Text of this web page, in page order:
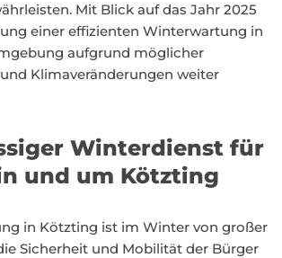
Mit Blick auf das Jahr 2025
einer effizienten Winterwartung in
aufgrund möglicher
Klimaveränderungen weiter
Winterdienst für
und um Kötzting
in Kötzting ist im Winter von großer
Sicherheit und Mobilität der Bürger